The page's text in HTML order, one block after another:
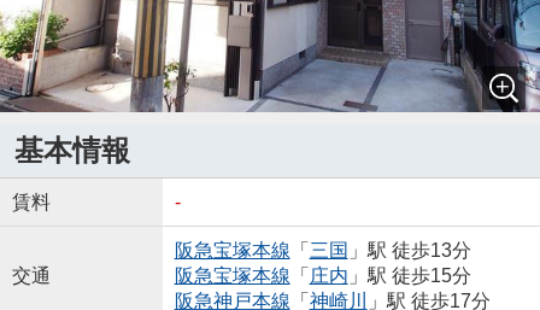
基本情報
賃料 -
交通
阪急宝塚本線 「 三国 」駅 徒歩13分
阪急宝塚本線 「 庄内 」駅 徒歩15分
阪急神戸本線 「 神崎川 」駅 徒歩17分